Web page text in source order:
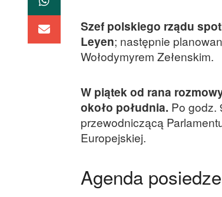
Szef polskiego rządu
Leyen; następnie
Wołodymyrem Zełenskim.
W piątek od rana
około południa. Po godz.
przewodniczącą
Europejskiej.
Agenda